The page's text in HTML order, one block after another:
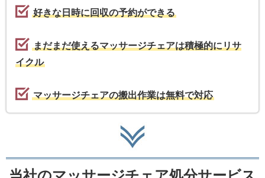
好きな日時に回収の予約ができる
まだまだ使えるマッサージチェアは積極的にリサ
イクル
マッサージチェアの搬出作業は無料で対応